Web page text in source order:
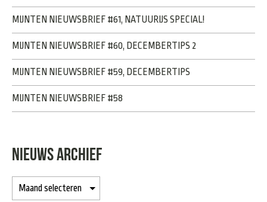
MIJNTEN NIEUWSBRIEF #61, NATUURIJS SPECIAL!
MIJNTEN NIEUWSBRIEF #60, DECEMBERTIPS 2
MIJNTEN NIEUWSBRIEF #59, DECEMBERTIPS
MIJNTEN NIEUWSBRIEF #58
NIEUWS ARCHIEF